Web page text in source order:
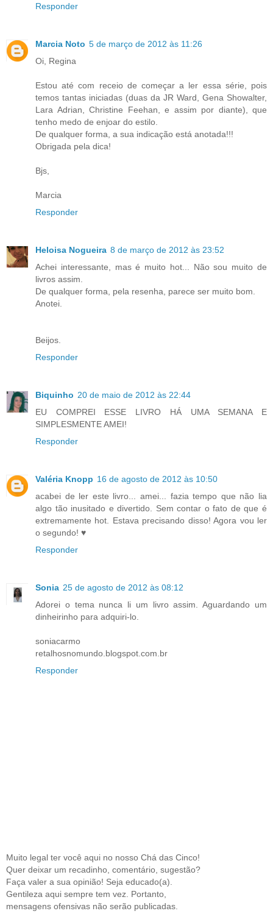
Responder
Marcia Noto 5 de março de 2012 às 11:26
Oi, Regina
Estou até com receio de começar a ler essa série, pois
temos tantas iniciadas (duas da JR Ward, Gena Showalter,
Lara Adrian, Christine Feehan, e assim por diante), que
tenho medo de enjoar do estilo.
De qualquer forma, a sua indicação está anotada!!!
Obrigada pela dica!
Bjs,
Marcia
Responder
Heloisa Nogueira 8 de março de 2012 às 23:52
Achei interessante, mas é muito hot... Não sou muito de
livros assim.
De qualquer forma, pela resenha, parece ser muito bom.
Anotei.
Beijos.
Responder
Biquinho 20 de maio de 2012 às 22:44
EU COMPREI ESSE LIVRO HÁ UMA SEMANA E
SIMPLESMENTE AMEI!
Responder
Valéria Knopp 16 de agosto de 2012 às 10:50
acabei de ler este livro... amei... fazia tempo que não lia
algo tão inusitado e divertido. Sem contar o fato de que é
extremamente hot. Estava precisando disso! Agora vou ler
o segundo! ♥
Responder
Sonia 25 de agosto de 2012 às 08:12
Adorei o tema nunca li um livro assim. Aguardando um
dinheirinho para adquiri-lo.
soniacarmo
retalhosnomundo.blogspot.com.br
Responder
Muito legal ter você aqui no nosso Chá das Cinco!
Quer deixar um recadinho, comentário, sugestão?
Faça valer a sua opinião! Seja educado(a).
Gentileza aqui sempre tem vez. Portanto,
mensagens ofensivas não serão publicadas.